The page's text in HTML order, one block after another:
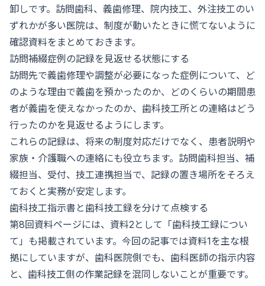
卸しです。訪問歯科、義歯修理、院内技工、外注技工のい
ずれかが多い医院は、制度が動いたときに慌てないように
確認資料をまとめておきます。
訪問補綴症例の記録を見返せる状態にする
訪問先で義歯修理や調整が必要になった症例について、ど
のような理由で義歯を預かったのか、どのくらいの期間患
者が義歯を使えなかったのか、歯科技工所との連絡はどう
行ったのかを見返せるようにします。
これらの記録は、将来の制度対応だけでなく、患者説明や
家族・介護職への連絡にも役立ちます。訪問歯科担当、補
綴担当、受付、技工連携担当で、記録の置き場所をそろえ
ておくと実務が安定します。
歯科技工指示書と歯科技工録を分けて点検する
第8回資料ページには、資料2として「歯科技工録につい
て」も掲載されています。今回の記事では資料1を主な根
拠にしていますが、歯科医院側でも、歯科医師の指示内容
と、歯科技工側の作業記録を混同しないことが重要です。